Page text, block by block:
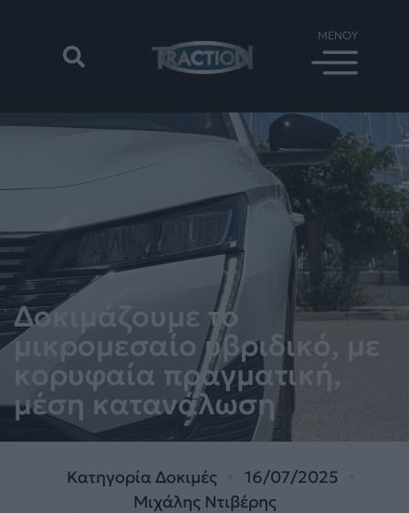
Δοκιμάζουμε το
μικρομεσαίο υβριδικό, με
κορυφαία πραγματική,
μέση κατανάλωση
ΚατηγορίαΔοκιμές
16/07/2025
Μιχάλης Ντιβέρης